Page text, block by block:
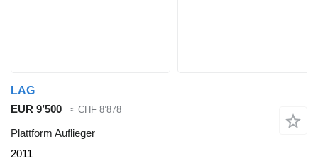
LAG
EUR 9’500
≈ CHF 8’878
Plattform Auflieger
2011